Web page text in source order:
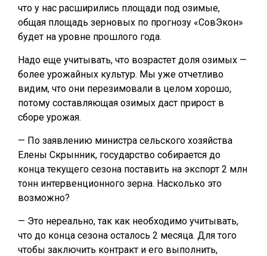
что у нас расширились площади под озимые,
общая площадь зерновых по прогнозу «СовЭкон»
будет на уровне прошлого года.
Надо еще учитывать, что возрастет доля озимых —
более урожайных культур. Мы уже отчетливо
видим, что они перезимовали в целом хорошо,
потому составляющая озимых даст прирост в
сборе урожая.
— По заявлению министра сельского хозяйства
Елены Скрынник, государство собирается до
конца текущего сезона поставить на экспорт 2 млн
тонн интервенционного зерна. Насколько это
возможно?
— Это нереально, так как необходимо учитывать,
что до конца сезона осталось 2 месяца. Для того
чтобы заключить контракт и его выполнить,